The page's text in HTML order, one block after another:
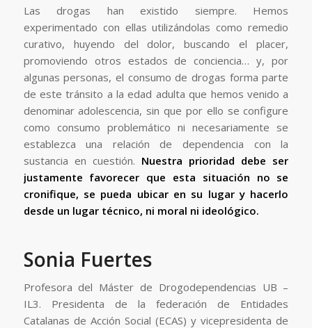
Las drogas han existido siempre. Hemos
experimentado con ellas utilizándolas como remedio
curativo, huyendo del dolor, buscando el placer,
promoviendo otros estados de conciencia… y, por
algunas personas, el consumo de drogas forma parte
de este tránsito a la edad adulta que hemos venido a
denominar adolescencia, sin que por ello se configure
como consumo problemático ni necesariamente se
establezca una relación de dependencia con la
sustancia en cuestión. Nuestra prioridad debe ser
justamente favorecer que esta situación no se
cronifique, se pueda ubicar en su lugar y hacerlo
desde un lugar técnico, ni moral ni ideológico.
Sonia Fuertes
Profesora del Máster de Drogodependencias UB –
IL3. Presidenta de la federación de Entidades
Catalanas de Acción Social (ECAS) y vicepresidenta de